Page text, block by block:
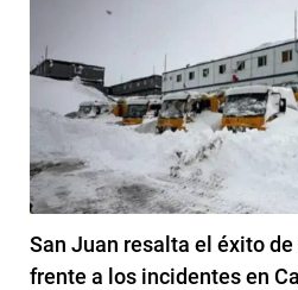
San Juan resalta el éxito de
frente a los incidentes en